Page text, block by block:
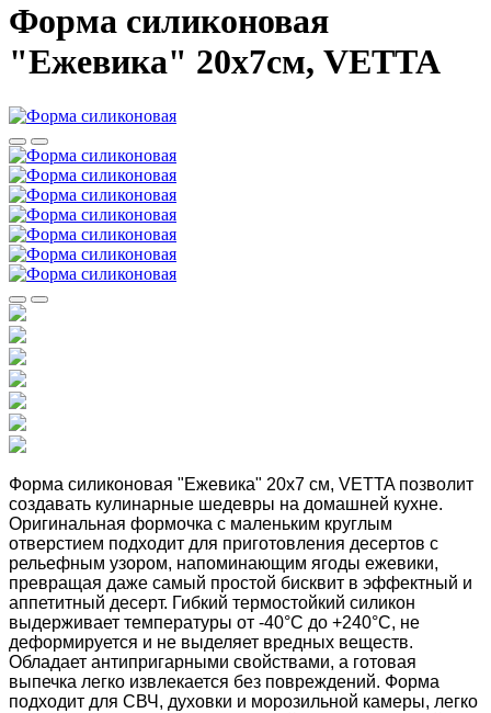
Форма силиконовая
"Ежевика" 20x7см, VETTA
Форма силиконовая "Ежевика" 20x7 см, VETTA позволит
создавать кулинарные шедевры на домашней кухне.
Оригинальная формочка с маленьким круглым
отверстием подходит для приготовления десертов с
рельефным узором, напоминающим ягоды ежевики,
превращая даже самый простой бисквит в эффектный и
аппетитный десерт. Гибкий термостойкий силикон
выдерживает температуры от -40°C до +240°C, не
деформируется и не выделяет вредных веществ.
Обладает антипригарными свойствами, а готовая
выпечка легко извлекается без повреждений. Форма
подходит для СВЧ, духовки и морозильной камеры, легко